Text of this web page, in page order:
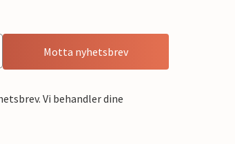
Motta nyhetsbrev
Vi behandler dine